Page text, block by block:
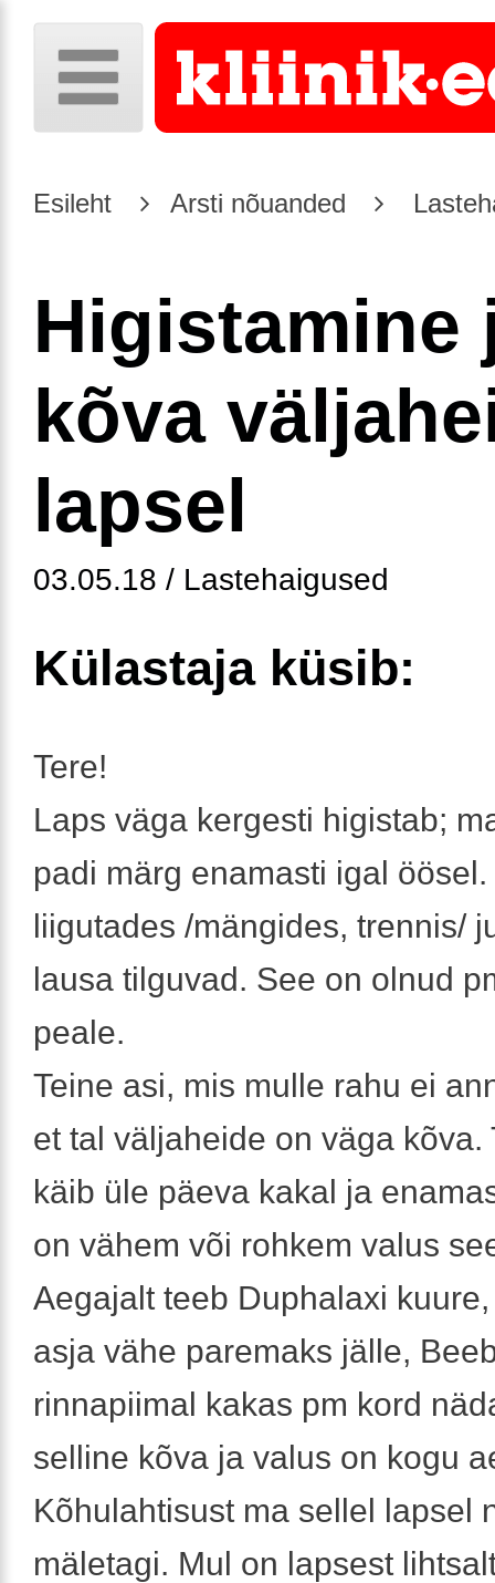
Esileht Arsti nõuanded
Higistamine
kõva
lapsel
03.05.18 / Lastehaigused
Külastaja küsib:
Tere!
Laps väga kergesti higistab;
padi märg enamasti igal
liigutades /mängides, trennis/
lausa tilguvad. See on olnud
peale.
Teine asi, mis mulle rahu ei
et tal väljaheide on väga kõva.
käib üle päeva kakal ja
on vähem või rohkem valus
Aegajalt teeb Duphalaxi
asja vähe paremaks jälle,
rinnapiimal kakas pm kord
selline kõva ja valus on kogu
Kõhulahtisust ma sellel lapsel
mäletagi. Mul on lapsest